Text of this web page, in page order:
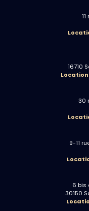
16710
30
9-11
6 bis
30150